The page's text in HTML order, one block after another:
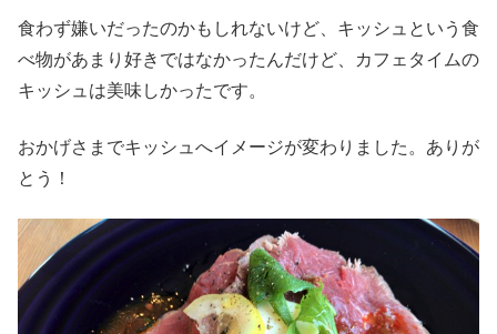
食わず嫌いだったのかもしれないけど、キッシュという食
べ物があまり好きではなかったんだけど、カフェタイムの
キッシュは美味しかったです。
おかげさまでキッシュへイメージが変わりました。ありが
とう！